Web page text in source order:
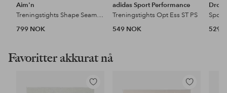
Aim'n
Treningstights Shape Seamless Flare Tights
799 NOK
adidas Sport Performance
Treningstights Opt Ess ST PS
549 NOK
Drop
529
Favoritter akkurat nå
Legg
Legg